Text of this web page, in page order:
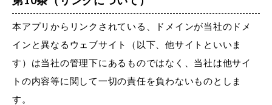
本アプリからリンクされている、ドメインが当社のドメ
インと異なるウェブサイト（以下、他サイトといいま
す）は当社の管理下にあるものではなく、当社は他サイ
トの内容等に関して一切の責任を負わないものとしま
す。